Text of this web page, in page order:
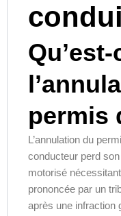
permis
L’annulation du
conducteur perd
motorisé
prononcée par un
après une infraction